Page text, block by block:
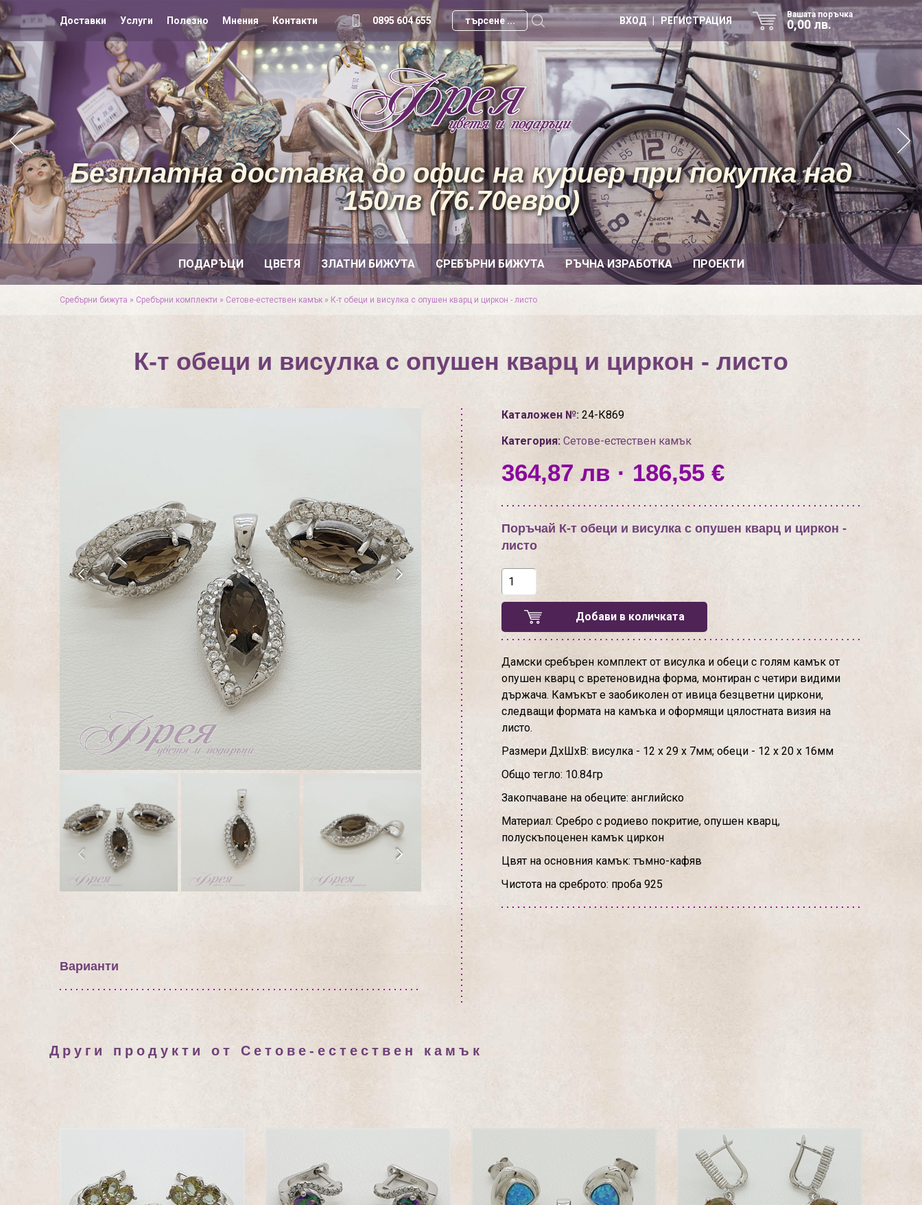
Доставки Услуги Полезно Мнения Контакти 0895 604 655
Вашата поръчка
0,00 лв.
ВХОД | РЕГИСТРАЦИЯ
ПОДАРЪЦИ ЦВЕТЯ ЗЛАТНИ БИЖУТА СРЕБЪРНИ БИЖУТА РЪЧНА ИЗРАБОТКА ПРОЕКТИ
Безплатна доставка до офис на куриер при покупка над
150лв (76.70евро)
Сребърни бижута » Сребърни комплекти » Сетове-естествен камък » К-т обеци и висулка с опушен кварц и циркон - листо
К-т обеци и висулка с опушен кварц и циркон - листо
Варианти
Каталожен №:24-К869
Категория: Сетове-естествен камък
364,87 лв · 186,55 €
Поръчай К-т обеци и висулка с опушен кварц и циркон -
листо
Добави в количката
Дамски сребърен комплект от висулка и обеци с голям камък от
опушен кварц с вретеновидна форма, монтиран с четири видими
държача. Камъкът е заобиколен от ивица безцветни циркони,
следващи формата на камъка и оформящи цялостната визия на
листо.
Размери ДхШхВ: висулка - 12 х 29 х 7мм; обеци - 12 х 20 х 16мм
Общо тегло: 10.84гр
Закопчаване на обеците: английско
Материал: Сребро с родиево покритие, опушен кварц,
полускъпоценен камък циркон
Цвят на основния камък: тъмно-кафяв
Чистота на среброто: проба 925
Други продукти от Сетове-естествен камък